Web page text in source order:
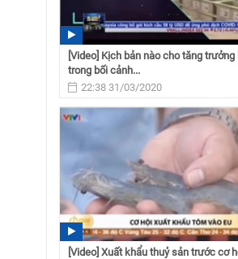
[Video] Kịch bản nào cho tăng
trong bối cảnh...
22:38 31/03/2020
[Video] Xuất khẩu thuỷ sản trước cơ